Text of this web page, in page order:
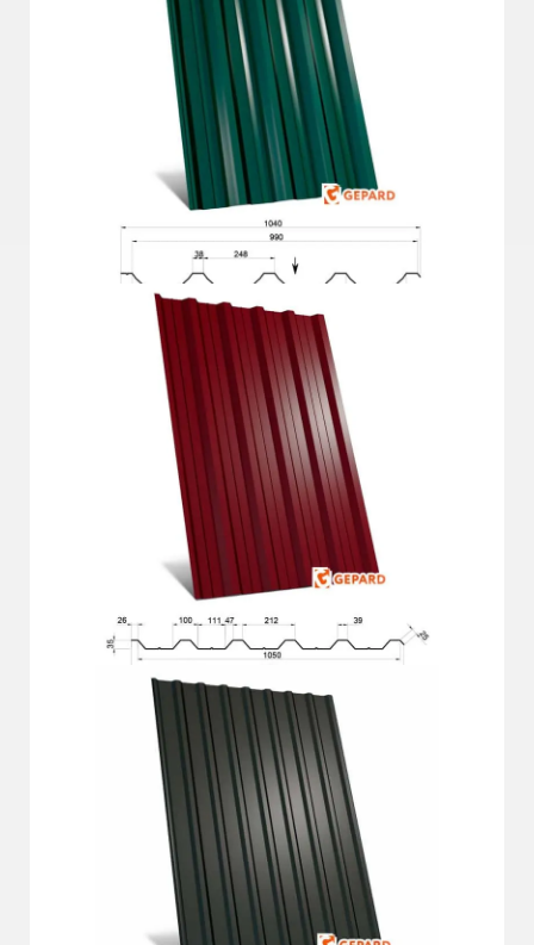
ГП-57 Д
Докладніше
ГП-35 СО
Докладніше
ГП-20 Д Plus
Докладніше